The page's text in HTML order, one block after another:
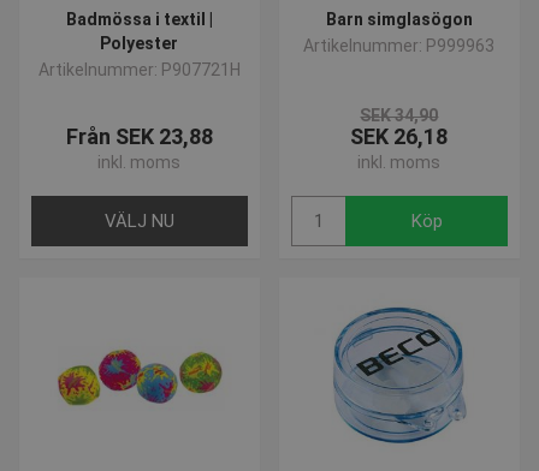
Badmössa i textil |
Polyester
Artikelnummer: P907721H
Från SEK 23,88
inkl. moms
VÄLJ NU
Barn simglasögon
Artikelnummer: P999963
SEK 34,90
SEK 26,18
inkl. moms
Köp